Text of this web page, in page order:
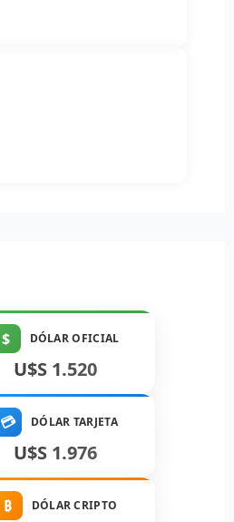
$ DÓLAR OFICIAL
U$S 1.520
💳 DÓLAR TARJETA
U$S 1.976
₿ DÓLAR CRIPTO